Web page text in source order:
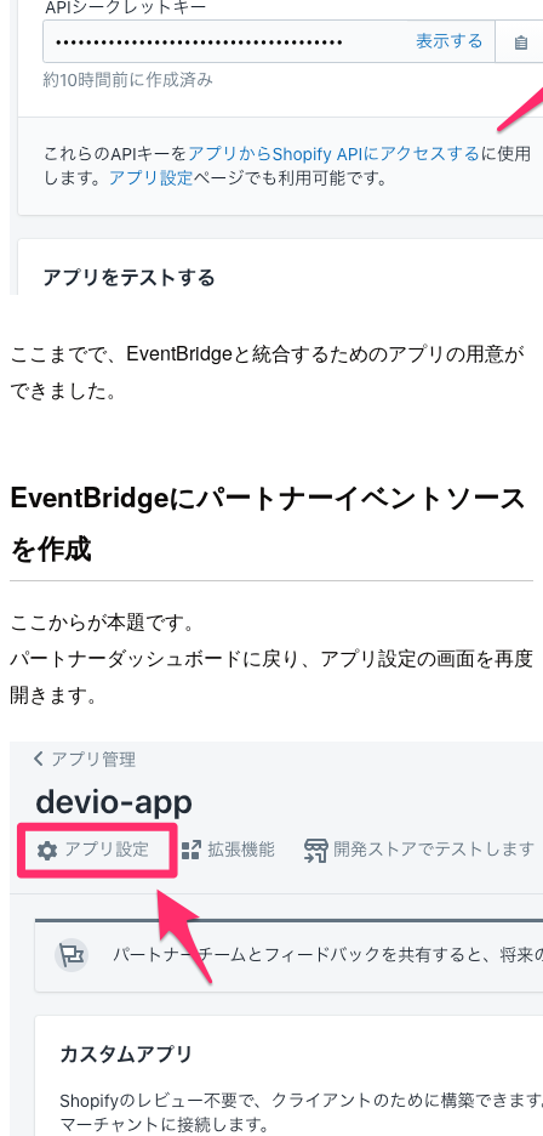
ここまでで、EventBridgeと統合するためのアプリの用意が
できました。
EventBridgeにパートナーイベントソース
を作成
ここからが本題です。
パートナーダッシュボードに戻り、アプリ設定の画面を再度
開きます。